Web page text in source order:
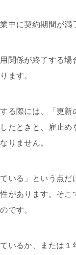
中に契約期間が
関係が終了する
ます。
る際には、「更
たときと、雇⽌
りません。
いる」という点
があります。そ
です。
いるか、または